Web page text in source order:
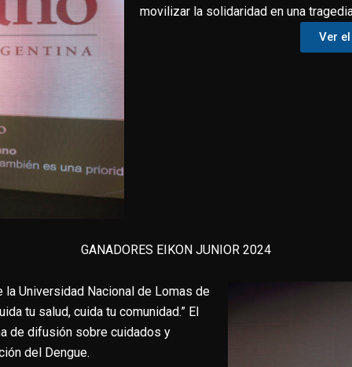
movilizar la solidaridad en una
Ver
GANADORES EIKON JUNIOR 2024
Universidad Nacional de Lomas de
tu salud, cuida tu comunidad.” El
de difusión sobre cuidados y
del Dengue.